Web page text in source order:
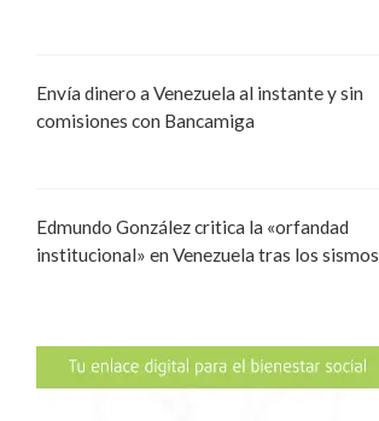
Envía dinero a Venezuela al instante y sin
comisiones con Bancamiga
Edmundo González critica la «orfandad
institucional» en Venezuela tras los sismos